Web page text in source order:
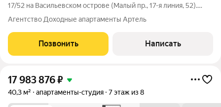
17/52 на Васильевском острове (Малый пр., 17-я линия, 52).
Готовый арендный бизнес под управлением WONE Hotels с
гарантированным доходом на 2 года. Увеличенная площадь
формата «комфорт» делает
Агентство Доходные апартаменты Артель
Позвонить Написать
17 983 876₽
40,3 м² апартаменты-студия 7 этаж из 8